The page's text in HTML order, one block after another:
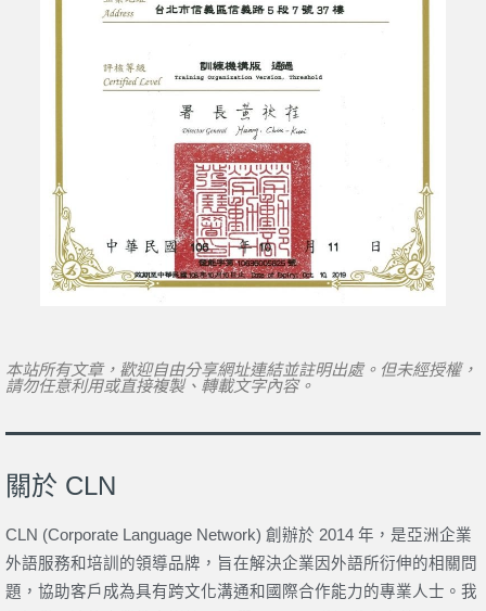
本站所有文章，歡迎自由分享網址連結並註明出處。但未經授權，
請勿任意利用或直接複製、轉載文字內容。
關於 CLN
CLN (Corporate Language Network) 創辦於 2014 年，是亞洲企業
外語服務和培訓的領導品牌，旨在解決企業因外語所衍伸的相關問
題，協助客戶成為具有跨文化溝通和國際合作能力的專業人士。我